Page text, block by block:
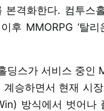
본격화한다. 컴투스
후 MMORPG ‘탈
딩스가 서비스 중인
승하면서 현재 시
방식에서 벗어나